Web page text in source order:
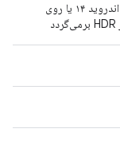
به SDR قبل از اندروید ۱۴ یا روی